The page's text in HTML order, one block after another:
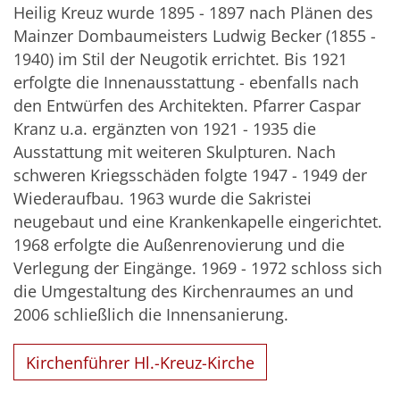
Heilig Kreuz wurde 1895 - 1897 nach Plänen des
Mainzer Dombaumeisters Ludwig Becker (1855 -
1940) im Stil der Neugotik errichtet. Bis 1921
erfolgte die Innenausstattung - ebenfalls nach
den Entwürfen des Architekten. Pfarrer Caspar
Kranz u.a. ergänzten von 1921 - 1935 die
Ausstattung mit weiteren Skulpturen. Nach
schweren Kriegsschäden folgte 1947 - 1949 der
Wiederaufbau. 1963 wurde die Sakristei
neugebaut und eine Krankenkapelle eingerichtet.
1968 erfolgte die Außenrenovierung und die
Verlegung der Eingänge. 1969 - 1972 schloss sich
die Umgestaltung des Kirchenraumes an und
2006 schließlich die Innensanierung.
Kirchenführer Hl.-Kreuz-Kirche